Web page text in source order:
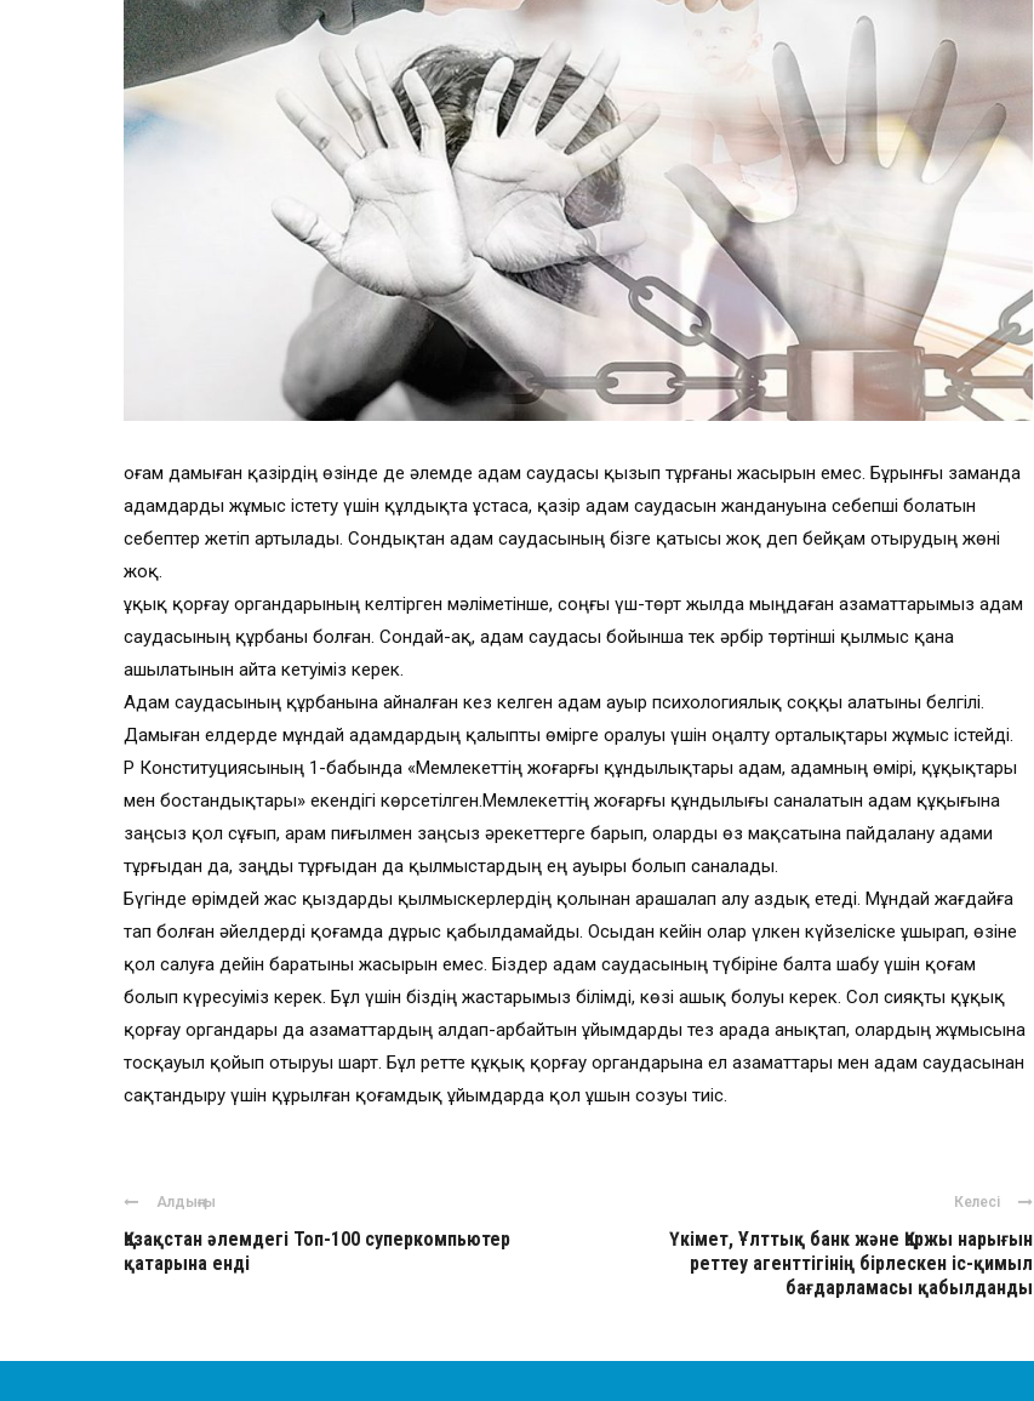
Қоғам дамыған қазірдің өзінде де әлемде адам саудасы қызып тұрғаны жасырын емес. Бұрынғы заманда
адамдарды жұмыс істету үшін құлдықта ұстаса, қазір адам саудасын жандануына себепші болатын
себептер жетіп артылады. Сондықтан адам саудасының бізге қатысы жоқ деп бейқам отырудың жөні
жоқ.
Құқық қорғау органдарының келтірген мәліметінше, соңғы үш-төрт жылда мыңдаған азаматтарымыз адам
саудасының құрбаны болған. Сондай-ақ, адам саудасы бойынша тек әрбір төртінші қылмыс қана
ашылатынын айта кетуіміз керек.
Адам саудасының құрбанына айналған кез келген адам ауыр психологиялық соққы алатыны белгілі.
Дамыған елдерде мұндай адамдардың қалыпты өмірге оралуы үшін оңалту орталықтары жұмыс істейді.
ҚР Конституциясының 1-бабында «Мемлекеттің жоғарғы құндылықтары адам, адамның өмірі, құқықтары
мен бостандықтары» екендігі көрсетілген.Мемлекеттің жоғарғы құндылығы саналатын адам құқығына
заңсыз қол сұғып, арам пиғылмен заңсыз әрекеттерге барып, оларды өз мақсатына пайдалану адами
тұрғыдан да, заңды тұрғыдан да қылмыстардың ең ауыры болып саналады.
Бүгінде өрімдей жас қыздарды қылмыскерлердің қолынан арашалап алу аздық етеді. Мұндай жағдайға
тап болған әйелдерді қоғамда дұрыс қабылдамайды. Осыдан кейін олар үлкен күйзеліске ұшырап, өзіне
қол салуға дейін баратыны жасырын емес. Біздер адам саудасының түбіріне балта шабу үшін қоғам
болып күресуіміз керек. Бұл үшін біздің жастарымыз білімді, көзі ашық болуы керек. Сол сияқты құқық
қорғау органдары да азаматтардың алдап-арбайтын ұйымдарды тез арада анықтап, олардың жұмысына
тосқауыл қойып отыруы шарт. Бұл ретте құқық қорғау органдарына ел азаматтары мен адам саудасынан
сақтандыру үшін құрылған қоғамдық ұйымдарда қол ұшын созуы тиіс.
Алдыңғы
Қазақстан әлемдегі Топ-100 суперкомпьютер
қатарына енді
Келесі
Үкімет, Ұлттық банк және Қаржы нарығын
реттеу агенттігінің бірлескен іс-қимыл
бағдарламасы қабылданды